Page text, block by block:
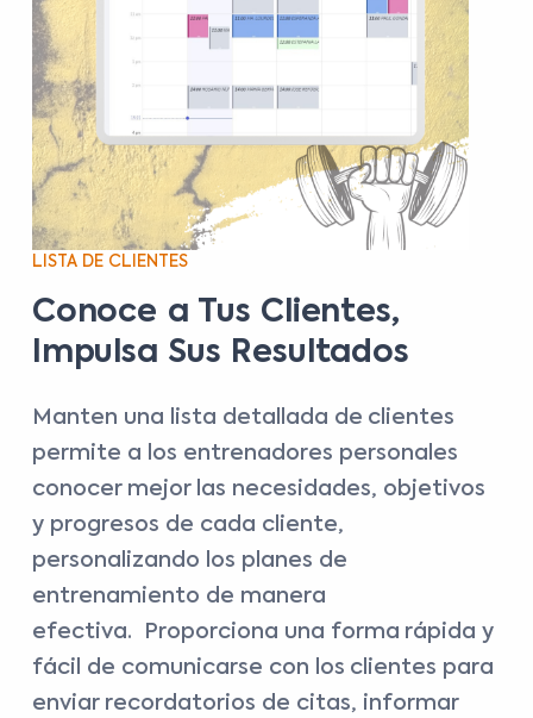
LISTA DE CLIENTES
Conoce a Tus Clientes,
Impulsa Sus Resultados
Manten una lista detallada de clientes
permite a los entrenadores personales
conocer mejor las necesidades, objetivos
y progresos de cada cliente,
personalizando los planes de
entrenamiento de manera
efectiva. Proporciona una forma rápida y
fácil de comunicarse con los clientes para
enviar recordatorios de citas, informar